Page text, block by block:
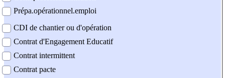
Prépa.opérationnel.emploi
CDI de chantier ou d'opération
Contrat d'Engagement Educatif
Contrat intermittent
Contrat pacte